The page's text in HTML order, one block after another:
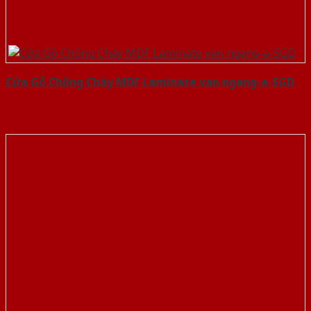
Cửa Gỗ Chống Cháy MDF Laminate van ngang-a-SGD